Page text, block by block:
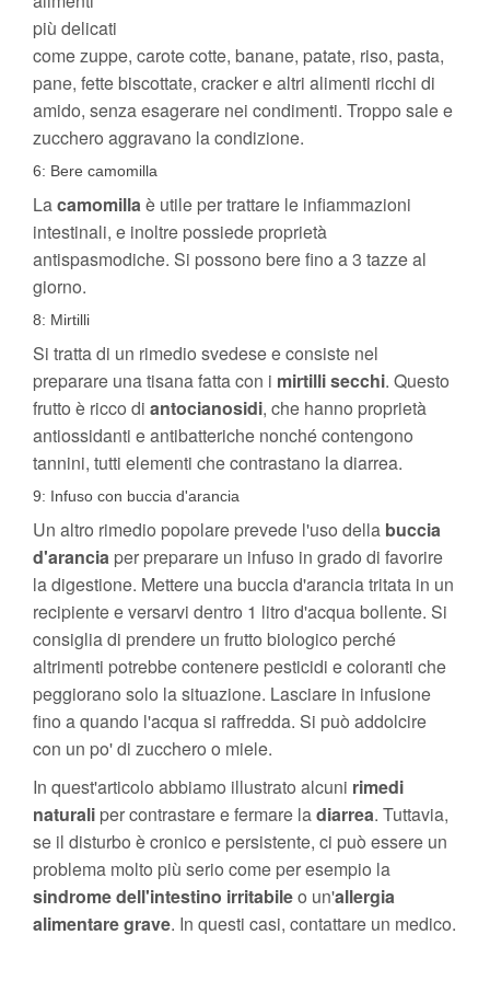
più delicati
come zuppe, carote cotte, banane, patate, riso, pasta,
pane, fette biscottate, cracker e altri alimenti ricchi di
amido, senza esagerare nei condimenti. Troppo sale e
zucchero aggravano la condizione.
6: Bere camomilla
Lacamomillaè utile per trattare le infiammazioni
intestinali, e inoltre possiede proprietà
antispasmodiche. Si possono bere fino a 3 tazze al
giorno.
8: Mirtilli
Si tratta di un rimedio svedese e consiste nel
preparare una tisana fatta con i mirtilli secchi. Questo
frutto è ricco di antocianosidi, che hanno proprietà
antiossidanti e antibatteriche nonché contengono
tannini, tutti elementi che contrastano la diarrea.
9: Infuso con buccia d'arancia
Un altro rimedio popolare prevede l'uso della buccia
d'arancia per preparare un infuso in grado di favorire
la digestione. Mettere una buccia d'arancia tritata in un
recipiente e versarvi dentro 1 litro d'acqua bollente. Si
consiglia di prendere un frutto biologico perché
altrimenti potrebbe contenere pesticidi e coloranti che
peggiorano solo la situazione. Lasciare in infusione
fino a quando l'acqua si raffredda. Si può addolcire
con un po' di zucchero o miele.
In quest'articolo abbiamo illustrato alcuni rimedi
naturali per contrastare e fermare ladiarrea. Tuttavia,
se il disturbo è cronico e persistente, ci può essere un
problema molto più serio come per esempio la
sindrome dell'intestino irritabileo un'allergia
alimentare grave. In questi casi, contattare un medico.